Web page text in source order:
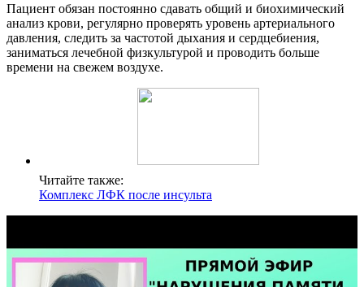
Пациент обязан постоянно сдавать общий и биохимический
анализ крови, регулярно проверять уровень артериального
давления, следить за частотой дыхания и сердцебиения,
заниматься лечебной физкультурой и проводить больше
времени на свежем воздухе.
Читайте также:
Комплекс ЛФК после инсульта